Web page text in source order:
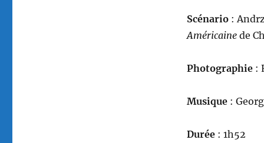
Scénario :
Américainede
Photographie:
Musique :
Durée: 1h52